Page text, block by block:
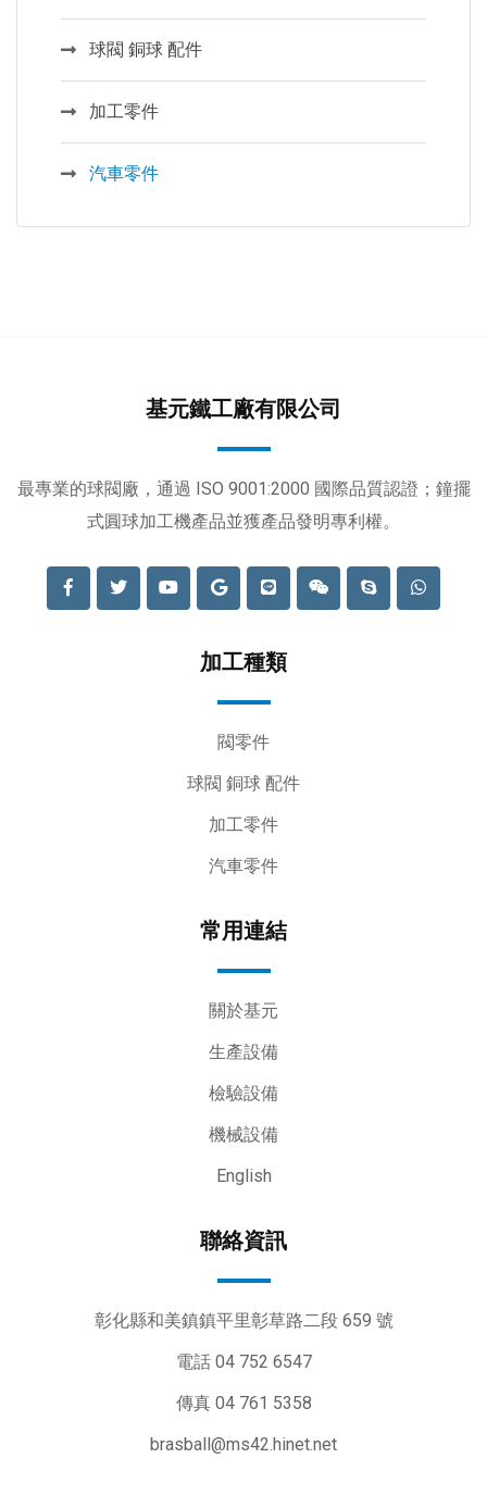
球閥 銅球 配件
加工零件
汽車零件
基元鐵工廠有限公司
最專業的球閥廠，通過 ISO 9001:2000 國際品質認證；鐘擺
式圓球加工機產品並獲產品發明專利權。
加工種類
閥零件
球閥 銅球 配件
加工零件
汽車零件
常用連結
關於基元
生產設備
檢驗設備
機械設備
English
聯絡資訊
彰化縣和美鎮鎮平里彰草路二段 659 號
電話 04 752 6547
傳真 04 761 5358
brasball@ms42.hinet.net